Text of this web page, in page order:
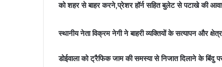
को शहर से बाहर करने,प्रेशर हॉर्न सहित बुलेट से पटाखे की
स्थानीय नेता विक्रम नेगी ने बाहरी व्यक्तियों के सत्यापन और
डोईवाला को ट्रैफिक जाम की समस्या से निजात दिलाने के बिंदु